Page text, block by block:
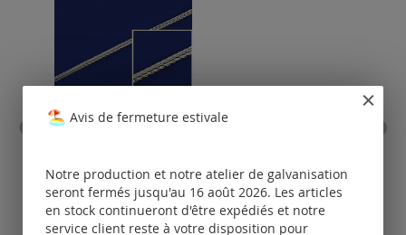
argent 925
Tarifs
disponibles
uniquement
Avis de fermeture estivale
Notre production et notre atelier de galvanisation
seront fermés jusqu'au 16 août 2026. Les articles
en stock continueront d'être expédiés et notre
service client reste à votre disposition pour